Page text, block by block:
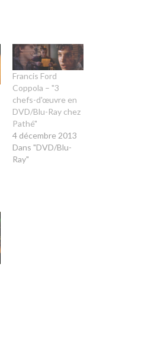
Francis Ford
Coppola – "3
chefs-d'œuvre en
DVD/Blu-Ray chez
Pathé"
4 décembre 2013
Dans "DVD/Blu-
Ray"